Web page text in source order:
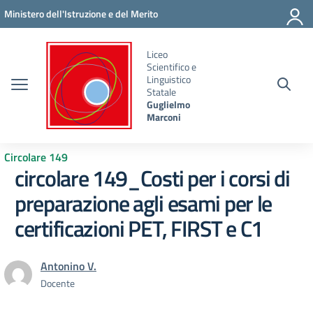
Vai ai contenuti
Vai al menu di navigazione
Vai al footer
Ministero dell'Istruzione e del Merito
Liceo
Scientifico e
Linguistico
Statale
Guglielmo
Marconi
Circolare 149
circolare 149_Costi per i corsi di
preparazione agli esami per le
certificazioni PET, FIRST e C1
Antonino V.
Docente